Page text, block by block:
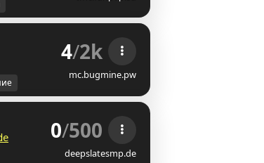
4/2k
mc.bugmine.pw
0/500
deepslatesmp.de